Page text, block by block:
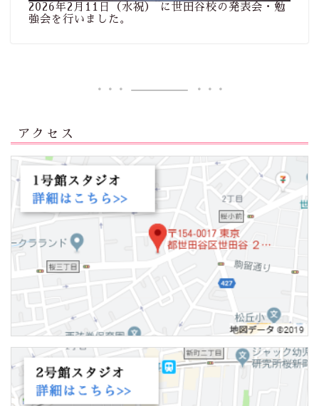
2026年2月11日（水祝） に世田谷校の発表会・勉
強会を行いました。
アクセス